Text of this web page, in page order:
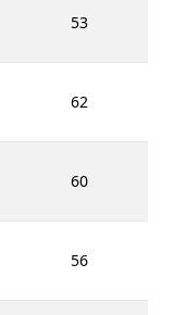
53
62
60
56